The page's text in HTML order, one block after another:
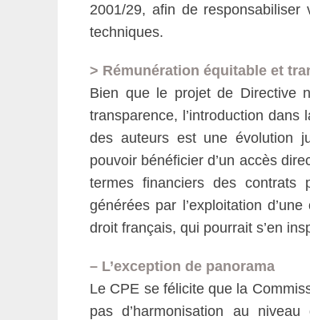
2001/29, afin de
techniques.
> Rémunération équitable et
Bien que le projet de Directive
transparence, l’introduction
des auteurs est une évolution
pouvoir bénéficier d’un accès
termes financiers des contrats
générées par l’exploitation
droit français, qui pourrait s’en
– L’exception de panorama
Le CPE se félicite que la
pas d’harmonisation au